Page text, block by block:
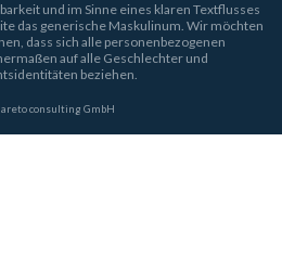
und im Sinne eines klaren Textflusses
das generische Maskulinum. Wir möchten
dass sich alle personenbezogenen
auf alle Geschlechter und
beziehen.
consulting GmbH